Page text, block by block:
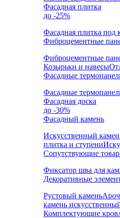
Фасадная плитка
до -25%
Фасадная плитка под
Фиброцементные
Фиброцементные
Козырьки и навесы
Фасадные
Фасадные
Фасадная доска
до -30%
Фасадный камень
Искусственный
плитка и ступени
Сопутствующие
Фиксатор шва для
Декоративные
Рустовый камень
камень
Комплектующие